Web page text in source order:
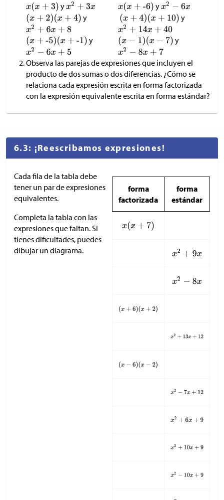
y
y
y
y
y y
Observa las parejas de expresiones que incluyen el
producto de dos sumas o dos diferencias. ¿Cómo se
relaciona cada expresión escrita en forma factorizada
con la expresión equivalente escrita en forma estándar?
6.3: ¡Reescribamos expresiones!
Cada fila de la tabla debe
tener un par de expresiones
equivalentes.
Completa la tabla con las
expresiones que faltan. Si
tienes dificultades, puedes
dibujar un diagrama.
forma
factorizada
forma
estándar